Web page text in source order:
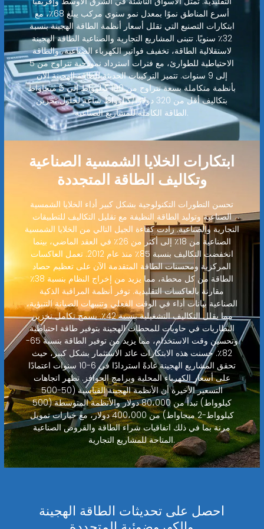
أسرع المناطق نموًا بمعدل نمو سنوي مركب يبلغ 68٪، مع
ابتكارات التصنيع التي تقلل أسعار أنظمة الطاقة الهجينة بنسبة
32٪ سنويًا. تتبنى المشاريع التجارية والصناعية الطاقة الهجينة
لاستقلالية الطاقة، تخفيف فواتير الكهرباء الصناعية، والطاقة
الاحتياطية للطوارئ، مع فترات استرداد نموذجية تتراوح من 5
إلى 9 سنوات. تتميز التركيبات الحديثة للطاقة الهجينة الآن
بأنظمة متكاملة بسعة تتراوح من 100 كيلوواط إلى 5 ميجاواط
بتكاليف أقل من 320 دولارًا/كيلوواط ساعة لحلول تخزين
الطاقة الكاملة للمشاريع الصناعية.
ابتكارات الخلايا الشمسية الصناعية
وتكاليف الطاقة المتجددة
تحسن التطورات التكنولوجية بشكل كبير أداء الخلايا الشمسية
الصناعية وتوليد الطاقة النظيفة مع تقليل التكاليف للتطبيقات
التجارية والصناعية. زادت كفاءة الجيل التالي من الخلايا الشمسية
الصناعية من 18٪ إلى أكثر من 26٪ في العقد الماضي، بينما
انخفضت التكاليف بنسبة 85٪ منذ عام 2012. تعمل العاكسات
المركزية ومحسنات الطاقة المتقدمة الآن على تعظيم حصاد
الطاقة من كل محطة، مما يزيد من إخراج النظام بنسبة 38٪
مقارنة بالعاكسات التقليدية. توفر أنظمة المراقبة الذكية
الصناعية بيانات أداء في الوقت الفعلي وتنبيهات الصيانة التنبؤية،
مما يقلل التكاليف التشغيلية بنسبة 42٪. يسمح تكامل تخزين
البطاريات في حاويات للمحطات الهجينة بتوفير طاقة احتياطية
وتحسين وقت الاستخدام، مما يزيد من توفير الطاقة بنسبة 65-
82٪. حسنت هذه الابتكارات عائد الاستثمار بشكل كبير، حيث
تحقق المشاريع الهجينة عادةً استردادًا في 6-10 سنوات اعتمادًا
على أسعار الكهرباء المحلية وبرامج الحوافز. تظهر اتجاهات
التسعير الأخيرة أن الأنظمة الهجينة القياسية (50-500
كيلوواط) تبدأ من 80،000 دولار والأنظمة المتوسطة (500
كيلوواط-2 ميجاواط) من 400،000 دولار، مع خيارات تمويل
مرنة بما في ذلك اتفاقيات شراء الطاقة والقروض الصناعية
المتاحة للمشاريع التجارية.
احصل على تحديثات الطاقة الهجينة